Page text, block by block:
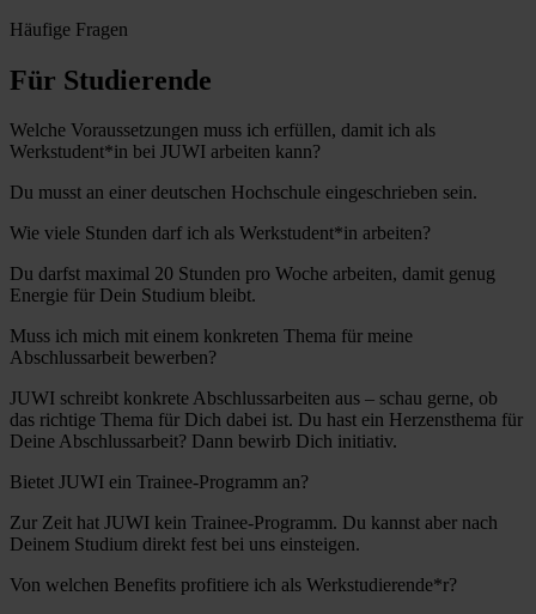
Häufige Fragen
Für Studierende
Welche Voraussetzungen muss ich erfüllen, damit ich als
Werkstudent*in bei JUWI arbeiten kann?
Du musst an einer deutschen Hochschule eingeschrieben sein.
Wie viele Stunden darf ich als Werkstudent*in arbeiten?
Du darfst maximal 20 Stunden pro Woche arbeiten, damit genug
Energie für Dein Studium bleibt.
Muss ich mich mit einem konkreten Thema für meine
Abschlussarbeit bewerben?
JUWI schreibt konkrete Abschlussarbeiten aus – schau gerne, ob
das richtige Thema für Dich dabei ist. Du hast ein Herzensthema für
Deine Abschlussarbeit? Dann bewirb Dich initiativ.
Bietet JUWI ein Trainee-Programm an?
Zur Zeit hat JUWI kein Trainee-Programm. Du kannst aber nach
Deinem Studium direkt fest bei uns einsteigen.
Von welchen Benefits profitiere ich als Werkstudierende*r?